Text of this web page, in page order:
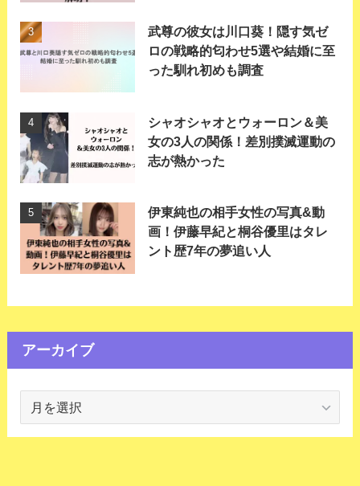
武尊の彼女は川口葵！隠す気ゼ
ロの戦略的匂わせ5選や結婚に至
った馴れ初めも調査
シャオシャオとウォーロン＆美
女の3人の関係！差別撲滅運動の
志が熱かった
伊東純也の相手女性の写真&動
画！伊藤早紀と桐谷優里はタレ
ント歴7年の夢追い人
アーカイブ
カ